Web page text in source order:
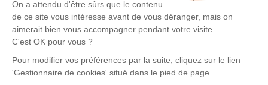
PROPONNET.
Un service de plantation d’arbre hommage est
disponible ici.
Je rends hommage